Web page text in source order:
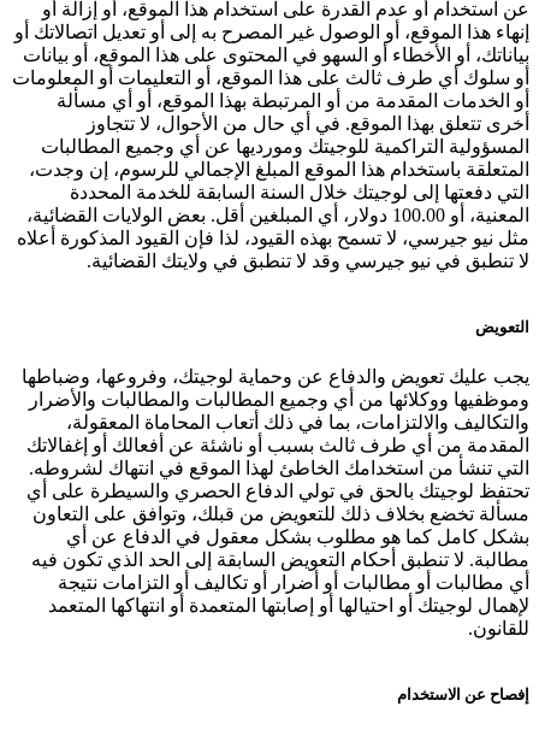
عن استخدام أو عدم القدرة على استخدام هذا الموقع، أو إزالة أو
إنهاء هذا الموقع، أو الوصول غير المصرح به إلى أو تعديل اتصالاتك أو
بياناتك، أو الأخطاء أو السهو في المحتوى على هذا الموقع، أو بيانات
أو سلوك أي طرف ثالث على هذا الموقع، أو التعليمات أو المعلومات
أو الخدمات المقدمة من أو المرتبطة بهذا الموقع، أو أي مسألة
أخرى تتعلق بهذا الموقع. في أي حال من الأحوال، لا تتجاوز
المسؤولية التراكمية للوجيتك ومورديها عن أي وجميع المطالبات
المتعلقة باستخدام هذا الموقع المبلغ الإجمالي للرسوم، إن وجدت،
التي دفعتها إلى لوجيتك خلال السنة السابقة للخدمة المحددة
المعنية، أو 100.00 دولار، أي المبلغين أقل. بعض الولايات القضائية،
مثل نيو جيرسي، لا تسمح بهذه القيود، لذا فإن القيود المذكورة أعلاه
لا تنطبق في نيو جيرسي وقد لا تنطبق في ولايتك القضائية.
التعويض
يجب عليك تعويض والدفاع عن وحماية لوجيتك، وفروعها، وضباطها
وموظفيها ووكلائها من أي وجميع المطالبات والمطالبات والأضرار
والتكاليف والالتزامات، بما في ذلك أتعاب المحاماة المعقولة،
المقدمة من أي طرف ثالث بسبب أو ناشئة عن أفعالك أو إغفالاتك
التي تنشأ من استخدامك الخاطئ لهذا الموقع في انتهاك لشروطه.
تحتفظ لوجيتك بالحق في تولي الدفاع الحصري والسيطرة على أي
مسألة تخضع بخلاف ذلك للتعويض من قبلك، وتوافق على التعاون
بشكل كامل كما هو مطلوب بشكل معقول في الدفاع عن أي
مطالبة. لا تنطبق أحكام التعويض السابقة إلى الحد الذي تكون فيه
أي مطالبات أو مطالبات أو أضرار أو تكاليف أو التزامات نتيجة
لإهمال لوجيتك أو احتيالها أو إصابتها المتعمدة أو انتهاكها المتعمد
للقانون.
إفصاح عن الاستخدام